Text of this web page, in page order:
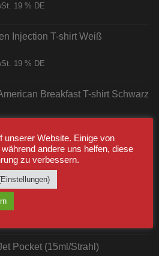
19 % DE
Injection T-shirt Weiß
19 % DE
Breakfast T-shirt Schwarz
19 % DE
"TS 23 White"
[Digital]
Pocket (15ml/Strahl)
unserer Website. Einige von
andere uns helfen, diese
zu verbessern.